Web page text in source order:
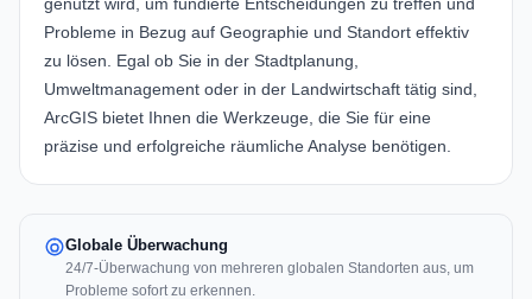
genutzt wird, um fundierte Entscheidungen zu treffen und
Probleme in Bezug auf Geographie und Standort effektiv
zu lösen. Egal ob Sie in der Stadtplanung,
Umweltmanagement oder in der Landwirtschaft tätig sind,
ArcGIS bietet Ihnen die Werkzeuge, die Sie für eine
präzise und erfolgreiche räumliche Analyse benötigen.
Globale Überwachung
24/7-Überwachung von mehreren globalen Standorten aus, um
Probleme sofort zu erkennen.